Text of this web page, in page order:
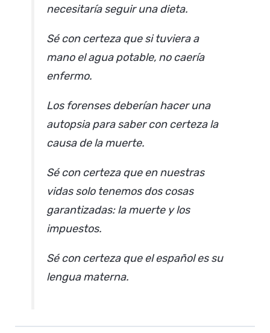
necesitaría seguir una dieta.
Sé con certeza que si tuviera a
mano el agua potable, no caería
enfermo.
Los forenses deberían hacer una
autopsia para saber con certeza la
causa de la muerte.
Sé con certeza que en nuestras
vidas solo tenemos dos cosas
garantizadas: la muerte y los
impuestos.
Sé con certeza que el español es su
lengua materna.